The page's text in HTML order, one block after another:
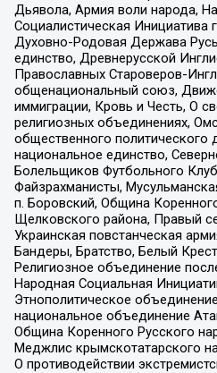
Дьявола, Армия воли народа,
Социалистическая Инициатива
Духовно-Родовая Держава
единство, Древнерусской
Православных Староверов-
общенациональный союз,
иммиграции, Кровь и Честь, О
религиозных объединениях,
общественного политического
национальное единство,
Болельщиков Футбольного
Файзрахманисты,
п. Боровский, Община
Щелковского района, Правый
Украинская повстанческая
Бандеры, Братство, Белый
Религиозное объединение
Народная Социальная
Этнополитическое
национальное объединение
Община Коренного Русского
Меджлис крымскотатарского
О противодействии